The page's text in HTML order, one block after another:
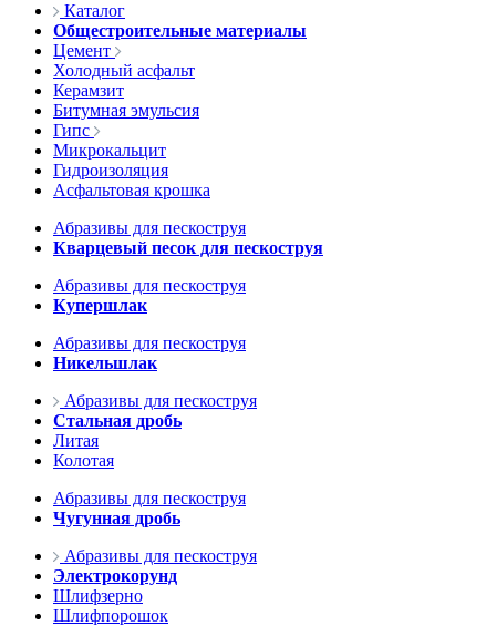
Каталог
Общестроительные материалы
Цемент
Холодный асфальт
Керамзит
Битумная эмульсия
Гипс
Микрокальцит
Гидроизоляция
Асфальтовая крошка
Абразивы для пескоструя
Кварцевый песок для пескоструя
Абразивы для пескоструя
Купершлак
Абразивы для пескоструя
Никельшлак
Абразивы для пескоструя
Стальная дробь
Литая
Колотая
Абразивы для пескоструя
Чугунная дробь
Абразивы для пескоструя
Электрокорунд
Шлифзерно
Шлифпорошок